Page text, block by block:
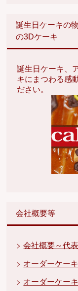
誕生日ケーキの
の3Dケーキ
誕生日ケーキ、
キにまつわる感
ださい。
会社概要等
会社概要～代
オーダーケー
オーダーケー